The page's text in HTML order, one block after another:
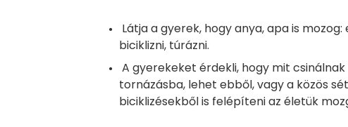
Látja a gyerek, hogy anya, apa is
biciklizni, túrázni.
A gyerekeket érdekli, hogy mit
tornázásba, lehet ebből, vagy a közös
biciklizésekből is felépíteni az életük